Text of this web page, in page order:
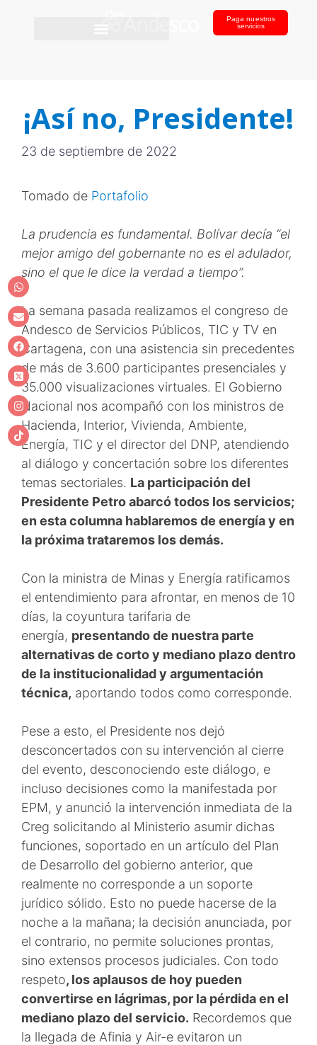
Paga nuestros
servicios
¡Así no, Presidente!
23 de septiembre de 2022
Tomado de Portafolio
La prudencia es fundamental. Bolívar decía “el
mejor amigo del gobernante no es el adulador,
sino el que le dice la verdad a tiempo”.
La semana pasada realizamos el congreso de
Andesco de Servicios Públicos, TIC y TV en
Cartagena, con una asistencia sin precedentes
de más de 3.600 participantes presenciales y
35.000 visualizaciones virtuales. El Gobierno
Nacional nos acompañó con los ministros de
Hacienda, Interior, Vivienda, Ambiente,
Energía, TIC y el director del DNP, atendiendo
al diálogo y concertación sobre los diferentes
temas sectoriales. La participación del
Presidente Petro abarcó todos los servicios;
en esta columna hablaremos de energía y en
la próxima trataremos los demás.
Con la ministra de Minas y Energía ratificamos
el entendimiento para afrontar, en menos de 10
días, la coyuntura tarifaria de
energía, presentando de nuestra parte
alternativas de corto y mediano plazo dentro
de la institucionalidad y argumentación
técnica, aportando todos como corresponde.
Pese a esto, el Presidente nos dejó
desconcertados con su intervención al cierre
del evento, desconociendo este diálogo, e
incluso decisiones como la manifestada por
EPM, y anunció la intervención inmediata de la
Creg solicitando al Ministerio asumir dichas
funciones, soportado en un artículo del Plan
de Desarrollo del gobierno anterior, que
realmente no corresponde a un soporte
jurídico sólido. Esto no puede hacerse de la
noche a la mañana; la decisión anunciada, por
el contrario, no permite soluciones prontas,
sino extensos procesos judiciales. Con todo
respeto, los aplausos de hoy pueden
convertirse en lágrimas, por la pérdida en el
mediano plazo del servicio. Recordemos que
la llegada de Afinia y Air-e evitaron un